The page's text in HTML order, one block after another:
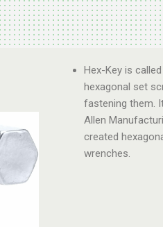
Hex-Key is
hexagonal set
fastening them.
Allen
created
wrenches.